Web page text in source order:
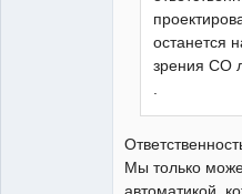
останется
зрения СО
.
Мы только